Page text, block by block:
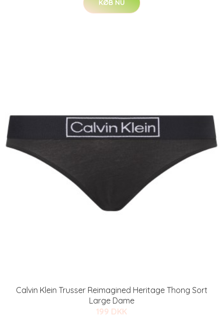
KØB NU
Calvin Klein Trusser Reimagined Heritage Thong Sort
Large Dame
199 DKK